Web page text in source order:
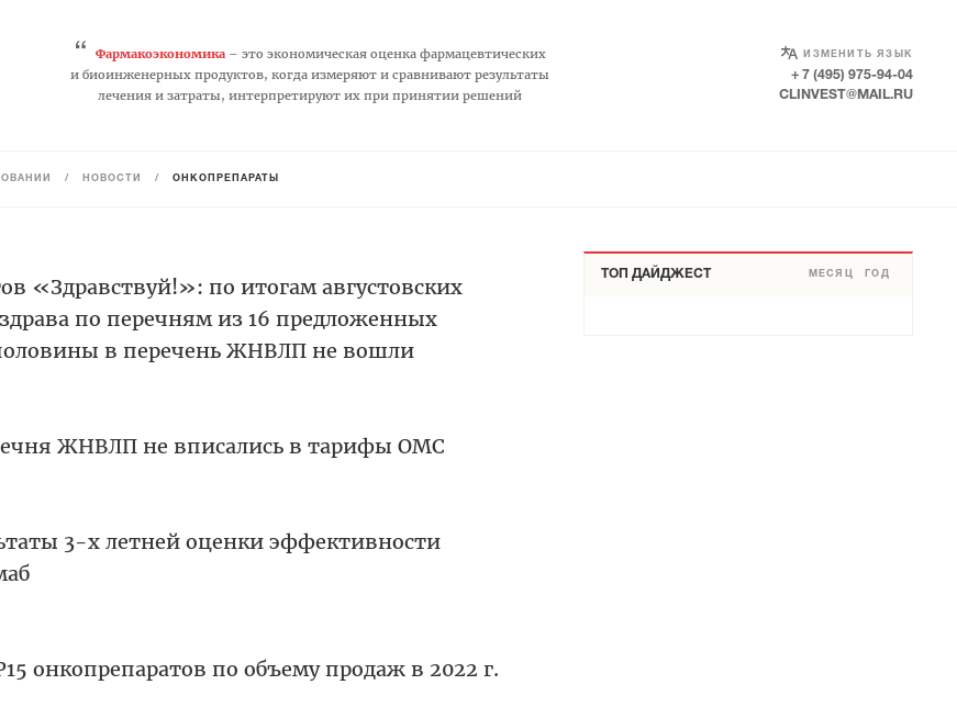
“ Фармакоэкономика– это экономическая оценка фармацевтических
и биоинженерных продуктов, когда измеряют и сравнивают результаты
лечения и затраты, интерпретируют их при принятии решений
ИЗМЕНИТЬ ЯЗЫК
SELECT LANGUAGE
+ 7 (495) 975-94-04
CLINVEST@MAIL.RU
/ НОВОСТИ / ОНКОПРЕПАРАТЫ
«Здравствуй!»: по итогам августовских
по перечням из 16 предложенных
в перечень ЖНВЛП не вошли
ЖНВЛП не вписались в тарифы ОМС
3-х летней оценки эффективности
онкопрепаратов по объему продаж в 2022 г.
ТОП ДАЙДЖЕСТ МЕСЯЦ ГОД